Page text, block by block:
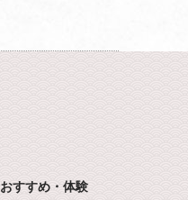
おすすめ・体験